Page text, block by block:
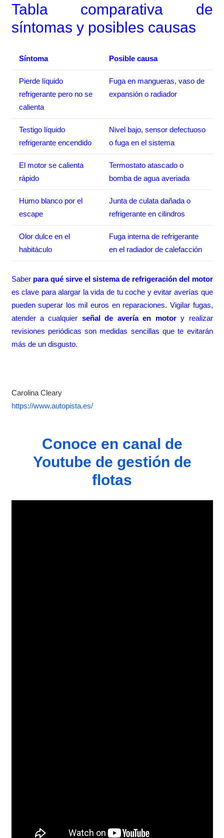
Tabla comparativa de
síntomas y posibles causas
Síntoma Posible causa
Pierde líquido
refrigerante pero no se
calienta
Fuga en mangueras, vaso de
expansión o radiador
Testigo líquido
refrigerante encendido
Nivel bajo, sensor defectuoso
o fuga en el sistema
El motor se calienta
rápido
Termostato atascado o
bomba de agua averiada
Humo blanco por el
escape
Junta de culata dañada o
refrigerante en cilindros
Olor dulce en el
habitáculo
Fuga interna de refrigerante
en el radiador de calefacción
Saber para qué sirve el sistema de refrigeración del motor
es clave para alargar la vida de tu coche y evitar averías que
pueden superar los mil euros en reparaciones. Vigilar fugas,
atender a cualquier señal de avería en motory realizar
revisiones periódicas son medidas sencillas que te evitarán
más de un disgusto.
Carolina Cleary
https://www.autopista.es/
Conoce en canal de
Youtube de gestión de
flotas